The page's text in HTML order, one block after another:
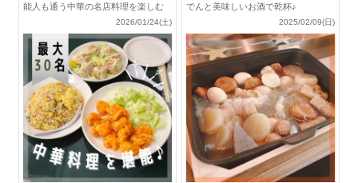
能人も通う中華の名店料理を楽しむ
2026/01/24(土)
でんと美味しいお酒で乾杯♪
2025/02/09(日)